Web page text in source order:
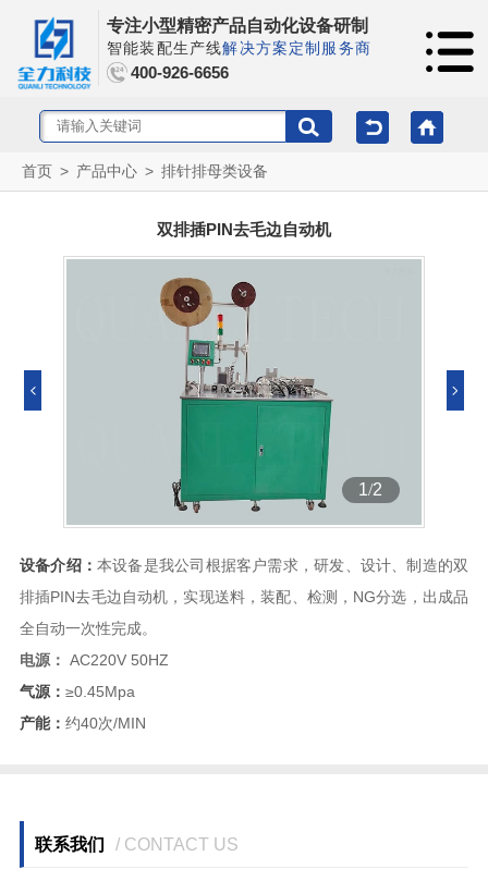
专注小型精密产品自动化设备研制
智能装配生产线解决方案定制服务商
400-926-6656
首页 > 产品中心 > 排针排母类设备
双排插PIN去毛边自动机
1/2
设备介绍：本设备是我公司根据客户需求，研发、设计、制造的双
排插PIN去毛边自动机，实现送料，装配、检测，NG分选，出成品
全自动一次性完成。
电源： AC220V 50HZ
气源： ≥0.45Mpa
产能： 约40次/MIN
联系我们 / CONTACT US